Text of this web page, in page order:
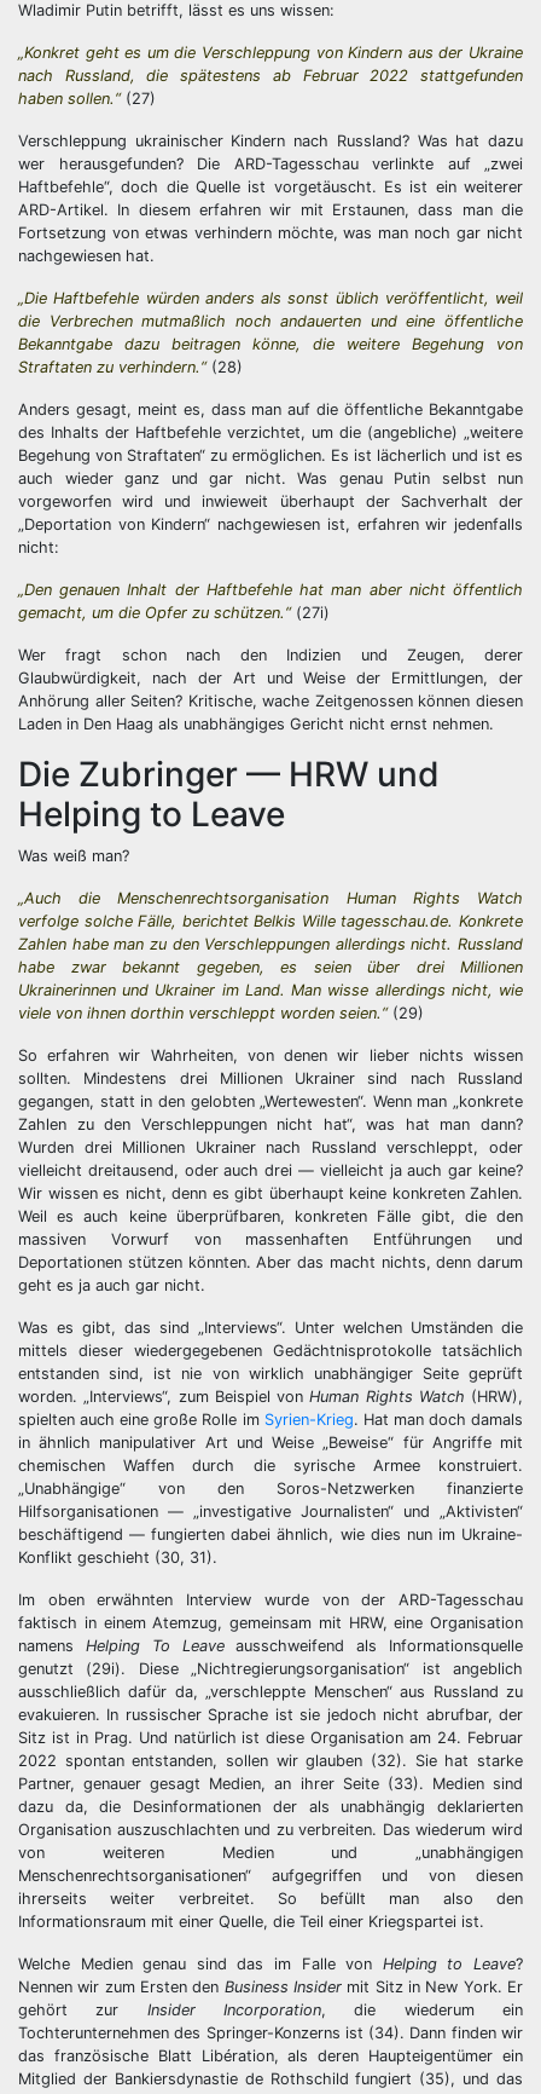
Wladimir Putin betrifft, lässt es uns wissen:
„Konkret geht es um die Verschleppung von Kindern aus der Ukraine
nach Russland, die spätestens ab Februar 2022 stattgefunden
haben sollen.“(27)
Verschleppung ukrainischer Kindern nach Russland? Was hat dazu
wer herausgefunden? Die ARD-Tagesschau verlinkte auf „zwei
Haftbefehle“, doch die Quelle ist vorgetäuscht. Es ist ein weiterer
ARD-Artikel. In diesem erfahren wir mit Erstaunen, dass man die
Fortsetzung von etwas verhindern möchte, was man noch gar nicht
nachgewiesen hat.
„Die Haftbefehle würden anders als sonst üblich veröffentlicht, weil
die Verbrechen mutmaßlich noch andauerten und eine öffentliche
Bekanntgabe dazu beitragen könne, die weitere Begehung von
Straftaten zu verhindern.“(28)
Anders gesagt, meint es, dass man auf die öffentliche Bekanntgabe
des Inhalts der Haftbefehle verzichtet, um die (angebliche) „weitere
Begehung von Straftaten“ zu ermöglichen. Es ist lächerlich und ist es
auch wieder ganz und gar nicht. Was genau Putin selbst nun
vorgeworfen wird und inwieweit überhaupt der Sachverhalt der
„Deportation von Kindern“ nachgewiesen ist, erfahren wir jedenfalls
nicht:
„Den genauen Inhalt der Haftbefehle hat man aber nicht öffentlich
gemacht, um die Opfer zu schützen.“(27i)
Wer fragt schon nach den Indizien und Zeugen, derer
Glaubwürdigkeit, nach der Art und Weise der Ermittlungen, der
Anhörung aller Seiten? Kritische, wache Zeitgenossen können diesen
Laden in Den Haag als unabhängiges Gericht nicht ernst nehmen.
Die Zubringer — HRW und
Helping to Leave
Was weiß man?
„Auch die Menschenrechtsorganisation Human Rights Watch
verfolge solche Fälle, berichtet Belkis Wille tagesschau.de. Konkrete
Zahlen habe man zu den Verschleppungen allerdings nicht. Russland
habe zwar bekannt gegeben, es seien über drei Millionen
Ukrainerinnen und Ukrainer im Land. Man wisse allerdings nicht, wie
viele von ihnen dorthin verschleppt worden seien.“(29)
So erfahren wir Wahrheiten, von denen wir lieber nichts wissen
sollten. Mindestens drei Millionen Ukrainer sind nach Russland
gegangen, statt in den gelobten „Wertewesten“. Wenn man „konkrete
Zahlen zu den Verschleppungen nicht hat“, was hat man dann?
Wurden drei Millionen Ukrainer nach Russland verschleppt, oder
vielleicht dreitausend, oder auch drei — vielleicht ja auch gar keine?
Wir wissen es nicht, denn es gibt überhaupt keine konkreten Zahlen.
Weil es auch keine überprüfbaren, konkreten Fälle gibt, die den
massiven Vorwurf von massenhaften Entführungen und
Deportationen stützen könnten. Aber das macht nichts, denn darum
geht es ja auch gar nicht.
Was es gibt, das sind „Interviews“. Unter welchen Umständen die
mittels dieser wiedergegebenen Gedächtnisprotokolle tatsächlich
entstanden sind, ist nie von wirklich unabhängiger Seite geprüft
worden. „Interviews“, zum Beispiel vonHuman Rights Watch (HRW),
spielten auch eine große Rolle im Syrien-Krieg. Hat man doch damals
in ähnlich manipulativer Art und Weise „Beweise“ für Angriffe mit
chemischen Waffen durch die syrische Armee konstruiert.
„Unabhängige“ von den Soros-Netzwerken finanzierte
Hilfsorganisationen — „investigative Journalisten“ und „Aktivisten“
beschäftigend — fungierten dabei ähnlich, wie dies nun im Ukraine-
Konflikt geschieht (30, 31).
Im oben erwähnten Interview wurde von der ARD-Tagesschau
faktisch in einem Atemzug, gemeinsam mit HRW, eine Organisation
namens Helping To Leaveausschweifend als Informationsquelle
genutzt (29i). Diese „Nichtregierungsorganisation“ ist angeblich
ausschließlich dafür da, „verschleppte Menschen“ aus Russland zu
evakuieren. In russischer Sprache ist sie jedoch nicht abrufbar, der
Sitz ist in Prag. Und natürlich ist diese Organisation am 24. Februar
2022 spontan entstanden, sollen wir glauben (32). Sie hat starke
Partner, genauer gesagt Medien, an ihrer Seite (33). Medien sind
dazu da, die Desinformationen der als unabhängig deklarierten
Organisation auszuschlachten und zu verbreiten. Das wiederum wird
von weiteren Medien und „unabhängigen
Menschenrechtsorganisationen“ aufgegriffen und von diesen
ihrerseits weiter verbreitet. So befüllt man also den
Informationsraum mit einer Quelle, die Teil einer Kriegspartei ist.
Welche Medien genau sind das im Falle von Helping to Leave?
Nennen wir zum Ersten den Business Insider mit Sitz in New York. Er
gehört zur Insider Incorporation, die wiederum ein
Tochterunternehmen des Springer-Konzerns ist (34). Dann finden wir
das französische Blatt Libération, als deren Haupteigentümer ein
Mitglied der Bankiersdynastie de Rothschild fungiert (35), und das